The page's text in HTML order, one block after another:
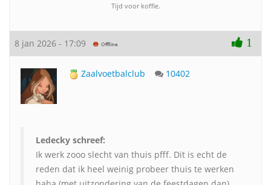
Tijd voor koffie.
8 jan 2026 - 17:09 1
Zaalvoetbalclub 10402
Ledecky schreef:
Ik werk zooo slecht van thuis pfff. Dit is echt de
reden dat ik heel weinig probeer thuis te werken